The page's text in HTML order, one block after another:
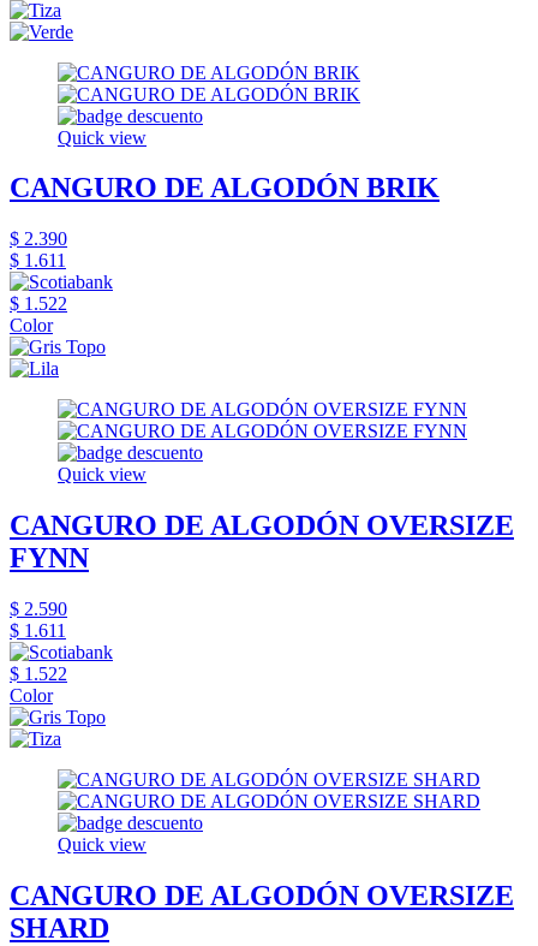
Quick view
CANGURO DE ALGODÓN BRIK
$ 2.390
$ 1.611
$ 1.522
Color
Quick view
CANGURO DE ALGODÓN OVERSIZE
FYNN
$ 2.590
$ 1.611
$ 1.522
Color
Quick view
CANGURO DE ALGODÓN OVERSIZE
SHARD